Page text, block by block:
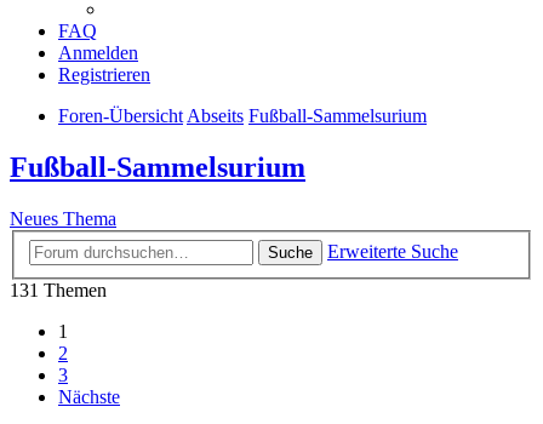
FAQ
Anmelden
Registrieren
Foren-ÜbersichtAbseits Fußball-Sammelsurium
Fußball-Sammelsurium
Neues Thema
Suche
Erweiterte Suche
131 Themen
1
2
3
Nächste